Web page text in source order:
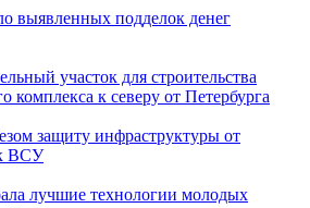
выявленных подделок денег
участок для строительства
комплекса к северу от Петербурга
защиту инфраструктуры от
ВСУ
лучшие технологии молодых